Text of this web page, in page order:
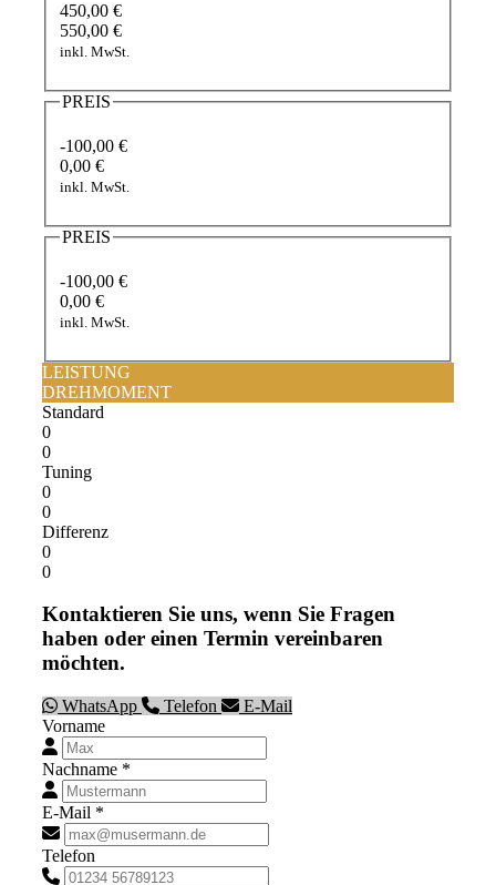
450,00 €
550,00 €
inkl. MwSt.
PREIS
-100,00 €
0,00 €
inkl. MwSt.
PREIS
-100,00 €
0,00 €
inkl. MwSt.
LEISTUNG
DREHMOMENT
Standard
0
0
Tuning
0
0
Differenz
0
0
Kontaktieren Sie uns, wenn Sie Fragen
haben oder einen Termin vereinbaren
möchten.
WhatsApp Telefon
E-Mail
Vorname
Nachname *
E-Mail *
Telefon